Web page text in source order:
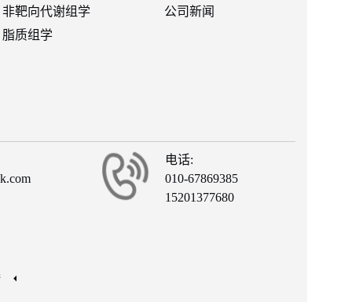
非靶向代谢组学
脂质组学
公司新闻
电话:
010-67869385
15201377680